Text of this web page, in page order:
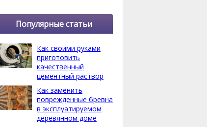
Популярные статьи
Как своими руками
приготовить
качественный
цементный раствор
Как заменить
поврежденные бревна
в эксплуатируемом
деревянном доме